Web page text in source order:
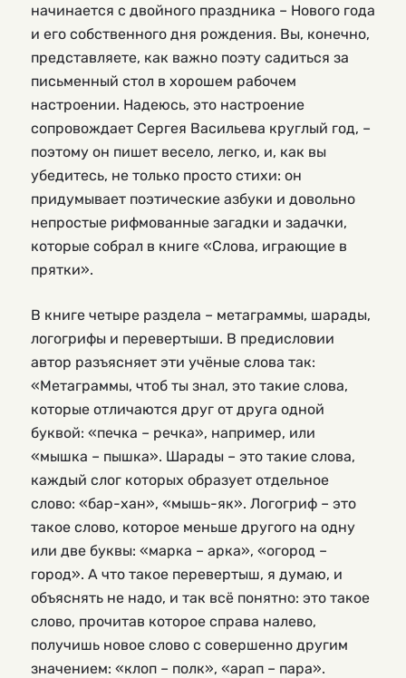
начинается с двойного праздника – Нового года
и его собственного дня рождения. Вы, конечно,
представляете, как важно поэту садиться за
письменный стол в хорошем рабочем
настроении. Надеюсь, это настроение
сопровождает Сергея Васильева круглый год, –
поэтому он пишет весело, легко, и, как вы
убедитесь, не только просто стихи: он
придумывает поэтические азбуки и довольно
непростые рифмованные загадки и задачки,
которые собрал в книге «Слова, играющие в
прятки».
В книге четыре раздела – метаграммы, шарады,
логогрифы и перевертыши. В предисловии
автор разъясняет эти учёные слова так:
«Метаграммы, чтоб ты знал, это такие слова,
которые отличаются друг от друга одной
буквой: «печка – речка», например, или
«мышка – пышка». Шарады – это такие слова,
каждый слог которых образует отдельное
слово: «бар-хан», «мышь-як». Логогриф – это
такое слово, которое меньше другого на одну
или две буквы: «марка – арка», «огород –
город». А что такое перевертыш, я думаю, и
объяснять не надо, и так всё понятно: это такое
слово, прочитав которое справа налево,
получишь новое слово с совершенно другим
значением: «клоп – полк», «арап – пара».